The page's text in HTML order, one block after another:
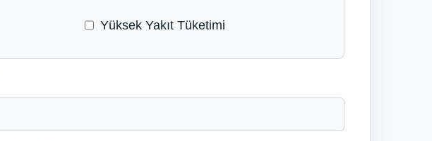
Yüksek Yakıt Tüketimi